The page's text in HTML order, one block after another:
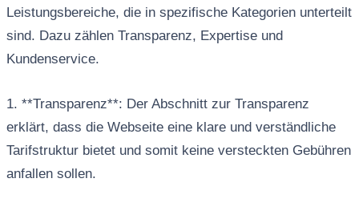
Leistungsbereiche, die in spezifische Kategorien unterteilt
sind. Dazu zählen Transparenz, Expertise und
Kundenservice.
1. **Transparenz**: Der Abschnitt zur Transparenz
erklärt, dass die Webseite eine klare und verständliche
Tarifstruktur bietet und somit keine versteckten Gebühren
anfallen sollen.